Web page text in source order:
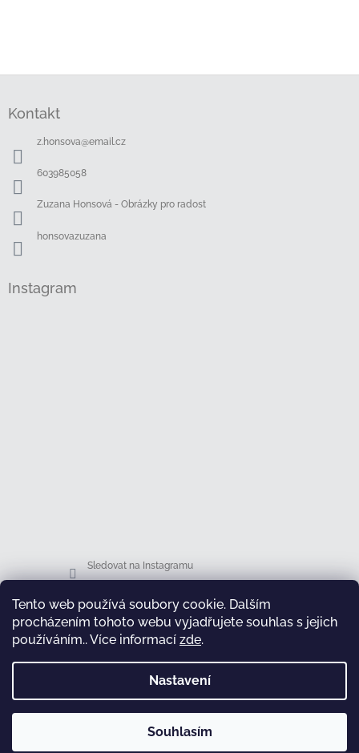
Tento web používá soubory cookie. Dalším
procházením tohoto webu vyjadřujete souhlas s jejich
používáním.. Více informací zde.
Nastavení
Souhlasím
Kontakt
z.honsova@email.cz
603985058
Zuzana Honsová - Obrázky pro radost
honsovazuzana
Instagram
Sledovat na Instagramu
Facebook
test
Copyright 2026Honsová shop
vyhrazena.